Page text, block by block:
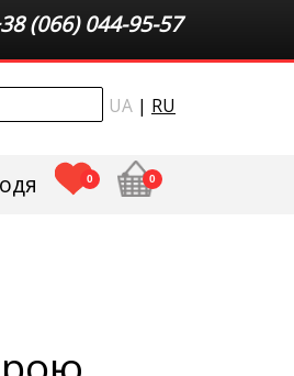
(066) 044-95-57
UA | RU
плюс сайз
0 0